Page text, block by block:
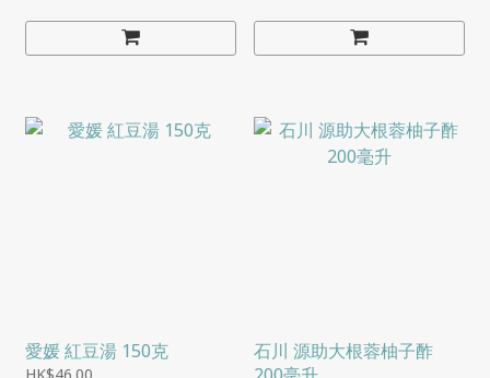
愛媛 紅豆湯 150克
石川 源助大根蓉柚子酢